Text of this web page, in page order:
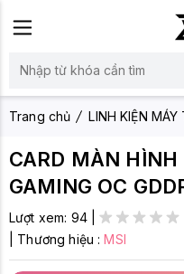
Trang chủ LINH KIỆN MÁY
CARD MÀN
GAMING OC
Lượt xem: 94|
Thương hiệu :MSI